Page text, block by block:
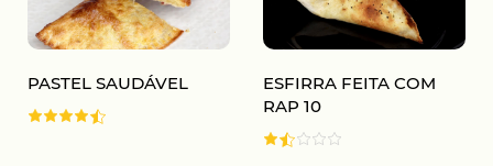
PASTEL SAUDÁVEL
ESFIRRA FEITA COM
RAP 10